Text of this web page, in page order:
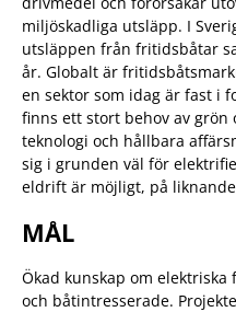
miljöskadliga utsläpp. I
utsläppen från fritidsbåtar
år. Globalt är
en sektor som idag är fast i
finns ett stort behov av
teknologi och hållbara
sig i grunden väl för
eldrift är möjligt, på
MÅL
Ökad kunskap om
och båtintresserade.